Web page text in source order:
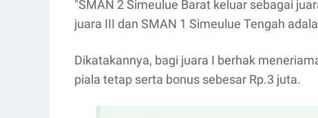
"SMAN 2 Simeulue Barat keluar sebagai
juara III dan SMAN 1 Simeulue Tengah
Dikatakannya, bagi juara I berhak
piala tetap serta bonus sebesar Rp.3 juta.